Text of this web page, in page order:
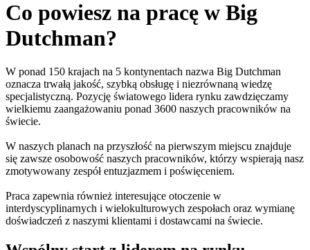
Co powiesz na pracę w Big
Dutchman?
W ponad 150 krajach na 5 kontynentach nazwa Big Dutchman
oznacza trwałą jakość, szybką obsługę i niezrównaną wiedzę
specjalistyczną. Pozycję światowego lidera rynku zawdzięczamy
wielkiemu zaangażowaniu ponad 3600 naszych pracowników na
świecie.
W naszych planach na przyszłość na pierwszym miejscu znajduje
się zawsze osobowość naszych pracowników, którzy wspierają nasz
zmotywowany zespół entuzjazmem i poświęceniem.
Praca zapewnia również interesujące otoczenie w
interdyscyplinarnych i wielokulturowych zespołach oraz wymianę
doświadczeń z naszymi klientami i dostawcami na świecie.